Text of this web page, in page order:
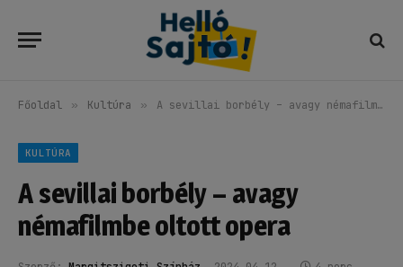
Főoldal » Kultúra » A sevillai borbély – avagy némafilmbe oltott opera
KULTÚRA
A sevillai borbély – avagy
némafilmbe oltott opera